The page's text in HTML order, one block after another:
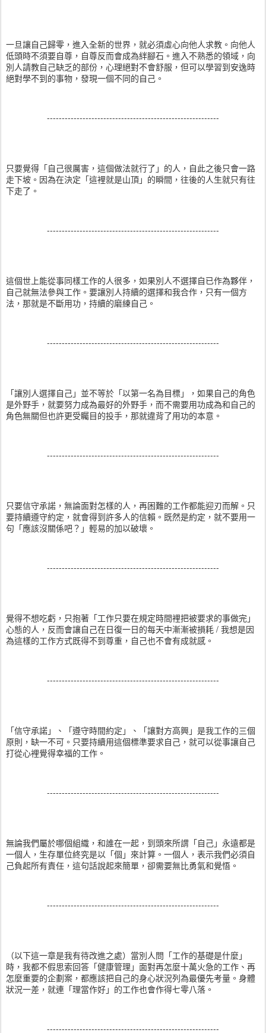
一旦讓自己歸零，進入全新的世界，就必須虛心向他人求教。向他人
低頭時不須要自尊，自尊反而會成為絆腳石。進入不熟悉的領域，向
別人請教自己缺乏的部份，心理絕對不會舒服，但可以學習到安逸時
絕對學不到的事物，發現一個不同的自己。
----------------------------------------------------------
只要覺得「自己很厲害，這個做法就行了」的人，自此之後只會一路
走下坡。因為在決定「這裡就是山頂」的瞬間，往後的人生就只有往
下走了。
----------------------------------------------------------
這個世上能從事同樣工作的人很多，如果別人不選擇自已作為夥伴，
自己就無法參與工作。要讓別人持續的選擇和我合作，只有一個方
法，那就是不斷用功，持續的磨練自己。
----------------------------------------------------------
「讓別人選擇自己」並不等於「以第一名為目標」，如果自己的角色
是外野手，就要努力成為最好的外野手，而不需要用功成為和自己的
角色無關但也許更受矚目的投手，那就違背了用功的本意。
----------------------------------------------------------
只要信守承諾，無論面對怎樣的人，再困難的工作都能迎刃而解。只
要持續遵守約定，就會得到許多人的信賴。既然是約定，就不要用一
句「應該沒關係吧？」輕易的加以破壞。
----------------------------------------------------------
覺得不想吃虧，只抱著「工作只要在規定時間裡把被要求的事做完」
心態的人，反而會讓自己在日復一日的每天中漸漸被損耗 / 我想是因
為這樣的工作方式既得不到尊重，自己也不會有成就感。
----------------------------------------------------------
「信守承諾」、「遵守時間約定」、「讓對方高興」是我工作的三個
原則，缺一不可。只要持續用這個標準要求自己，就可以從事讓自己
打從心裡覺得幸福的工作。
----------------------------------------------------------
無論我們屬於哪個組織，和誰在一起，到頭來所謂「自己」永遠都是
一個人，生存單位終究是以「個」來計算。一個人，表示我們必須自
己負起所有責任，這句話說起來簡單，卻需要無比勇氣和覺悟。
----------------------------------------------------------
（以下這一章是我有待改進之處）當別人問「工作的基礎是什麼」
時，我都不假思索回答「健康管理」面對再怎麼十萬火急的工作、再
怎麼重要的企劃案，都應該把自己的身心狀況列為最優先考量。身體
狀況一差，就連「理當作好」的工作也會作得七零八落。
----------------------------------------------------------